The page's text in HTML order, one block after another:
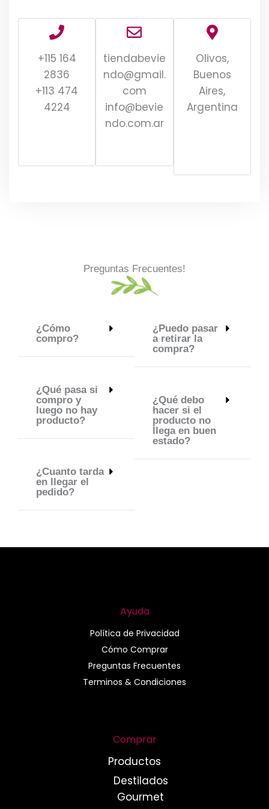
+115 164
2836
+113 474
4224
tiendabevie
ndo@gmail.
com
info@bevie
ndo.com.ar
Olivos,
Buenos
Aires,
Argentina
Preguntas Frecuentes!
¿Cómo
compro?
¿Qué pasa si
compro y
luego no hay
producto?
¿Cuanto tarda
en llegar el
pedido?
¿Puedo pasar
a retirar la
compra?
¿Qué debo
hacer si el
producto no
llega en buen
estado?
Ayuda
Política de Privacidad
Cómo Comprar
Preguntas Frecuentes
Terminos & Condiciones
Comprar
Productos
Destilados
Gourmet